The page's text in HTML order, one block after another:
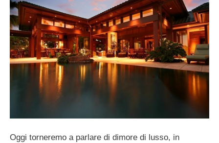
Oggi torneremo a parlare di dimore di lusso, in